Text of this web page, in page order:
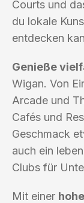
Courts und
du lokale
entdecken
Genieße
Wigan. Von
Arcade und
Cafés und
Geschmack
auch ein
Clubs für
Mit einer